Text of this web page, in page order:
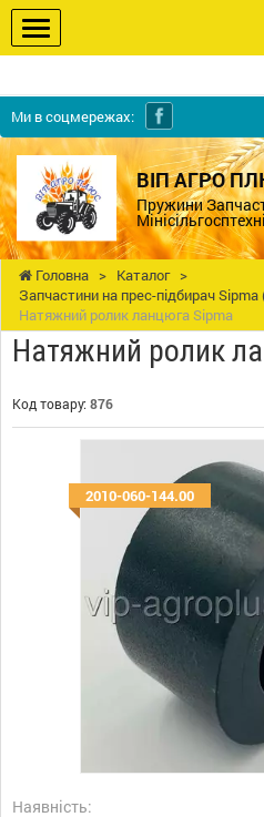
Ми в соцмережах:
ВІП АГРО
Пружини
Головна > Каталог >
Запчастини на прес-підбирач Sipma
Натяжний ролик ланцюга Sipma
Натяжний ролик
Код товару: 876
2010-060-144.00
Наявність: